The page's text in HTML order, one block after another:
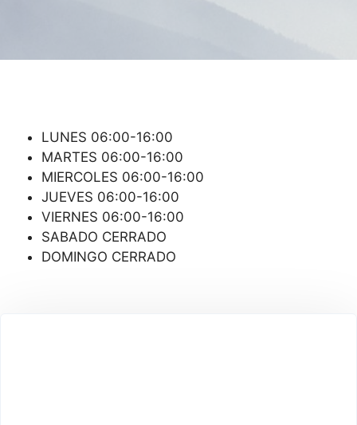
LUNES 06:00-16:00
MARTES 06:00-16:00
MIERCOLES 06:00-16:00
JUEVES 06:00-16:00
VIERNES 06:00-16:00
SABADO CERRADO
DOMINGO CERRADO